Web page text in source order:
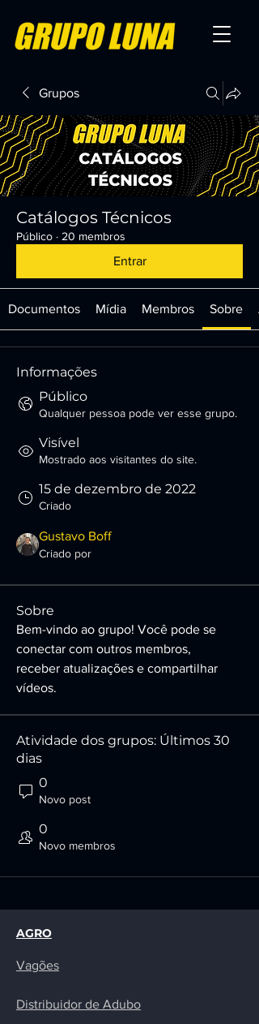
Grupos
Catálogos Técnicos
Público · 20 membros
Entrar
Documentos Mídia Membros Sobre
Informações
Público
Qualquer pessoa pode ver esse grupo.
Visível
Mostrado aos visitantes do site.
15 de dezembro de 2022
Criado
Gustavo Boff
Criado por
Sobre
Bem-vindo ao grupo! Você pode se
conectar com outros membros,
receber atualizações e compartilhar
vídeos.
Atividade dos grupos: Últimos 30
dias
0
Novo post
0
Novo membros
AGRO
Vagões
Distribuidor de Adubo